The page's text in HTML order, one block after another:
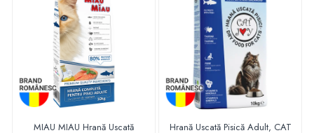
MIAU MIAU Hrană Uscată
Hrană Uscată Pisică Adult, CAT